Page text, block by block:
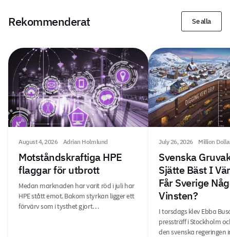
Rekommenderat Se alla
August 4, 2026 Adrian Holmlund
Motståndskraftiga HPE
flaggar för utbrott
Medan marknaden har varit röd i juli har
HPE stått emot. Bakom styrkan ligger ett
förvärv som i tysthet gjort…
July 26, 2026 Million
Svenska
Sjätte Bäst I
Får Sverige
Vinsten?
I torsdags klev Ebba
pressträff i Stockholm
den svenska